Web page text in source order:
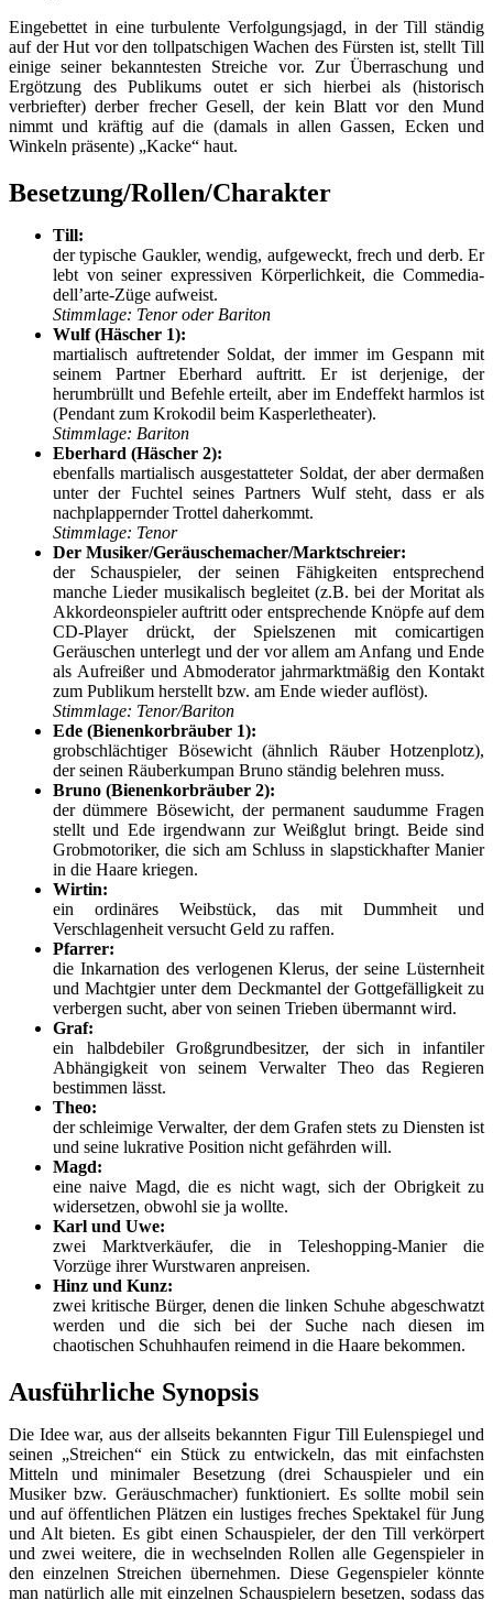
Eingebettet in eine turbulente Verfolgungsjagd, in der Till ständig
auf der Hut vor den tollpatschigen Wachen des Fürsten ist, stellt Till
einige seiner bekanntesten Streiche vor. Zur Überraschung und
Ergötzung des Publikums outet er sich hierbei als (historisch
verbriefter) derber frecher Gesell, der kein Blatt vor den Mund
nimmt und kräftig auf die (damals in allen Gassen, Ecken und
Winkeln präsente) „Kacke“ haut.
Besetzung/Rollen/Charakter
Till:
der typische Gaukler, wendig, aufgeweckt, frech und derb. Er
lebt von seiner expressiven Körperlichkeit, die Commedia-
dell’arte-Züge aufweist.
Stimmlage: Tenor oder Bariton
Wulf (Häscher 1):
martialisch auftretender Soldat, der immer im Gespann mit
seinem Partner Eberhard auftritt. Er ist derjenige, der
herumbrüllt und Befehle erteilt, aber im Endeffekt harmlos ist
(Pendant zum Krokodil beim Kasperletheater).
Stimmlage: Bariton
Eberhard (Häscher 2):
ebenfalls martialisch ausgestatteter Soldat, der aber dermaßen
unter der Fuchtel seines Partners Wulf steht, dass er als
nachplappernder Trottel daherkommt.
Stimmlage: Tenor
Der Musiker/Geräuschemacher/Marktschreier:
der Schauspieler, der seinen Fähigkeiten entsprechend
manche Lieder musikalisch begleitet (z.B. bei der Moritat als
Akkordeonspieler auftritt oder entsprechende Knöpfe auf dem
CD-Player drückt, der Spielszenen mit comicartigen
Geräuschen unterlegt und der vor allem am Anfang und Ende
als Aufreißer und Abmoderator jahrmarktmäßig den Kontakt
zum Publikum herstellt bzw. am Ende wieder auflöst).
Stimmlage: Tenor/Bariton
Ede (Bienenkorbräuber 1):
grobschlächtiger Bösewicht (ähnlich Räuber Hotzenplotz),
der seinen Räuberkumpan Bruno ständig belehren muss.
Bruno (Bienenkorbräuber 2):
der dümmere Bösewicht, der permanent saudumme Fragen
stellt und Ede irgendwann zur Weißglut bringt. Beide sind
Grobmotoriker, die sich am Schluss in slapstickhafter Manier
in die Haare kriegen.
Wirtin:
ein ordinäres Weibstück, das mit Dummheit und
Verschlagenheit versucht Geld zu raffen.
Pfarrer:
die Inkarnation des verlogenen Klerus, der seine Lüsternheit
und Machtgier unter dem Deckmantel der Gottgefälligkeit zu
verbergen sucht, aber von seinen Trieben übermannt wird.
Graf:
ein halbdebiler Großgrundbesitzer, der sich in infantiler
Abhängigkeit von seinem Verwalter Theo das Regieren
bestimmen lässt.
Theo:
der schleimige Verwalter, der dem Grafen stets zu Diensten ist
und seine lukrative Position nicht gefährden will.
Magd:
eine naive Magd, die es nicht wagt, sich der Obrigkeit zu
widersetzen, obwohl sie ja wollte.
Karl und Uwe:
zwei Marktverkäufer, die in Teleshopping-Manier die
Vorzüge ihrer Wurstwaren anpreisen.
Hinz und Kunz:
zwei kritische Bürger, denen die linken Schuhe abgeschwatzt
werden und die sich bei der Suche nach diesen im
chaotischen Schuhhaufen reimend in die Haare bekommen.
Ausführliche Synopsis
Die Idee war, aus der allseits bekannten Figur Till Eulenspiegel und
seinen „Streichen“ ein Stück zu entwickeln, das mit einfachsten
Mitteln und minimaler Besetzung (drei Schauspieler und ein
Musiker bzw. Geräuschmacher) funktioniert. Es sollte mobil sein
und auf öffentlichen Plätzen ein lustiges freches Spektakel für Jung
und Alt bieten. Es gibt einen Schauspieler, der den Till verkörpert
und zwei weitere, die in wechselnden Rollen alle Gegenspieler in
den einzelnen Streichen übernehmen. Diese Gegenspieler könnte
man natürlich alle mit einzelnen Schauspielern besetzen, sodass das